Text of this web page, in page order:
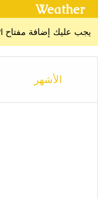
Weather
يجب عليك إضافة مفتاح API للطقس من خلال صفحة إعدادات القالب > الدمج
الأشهر